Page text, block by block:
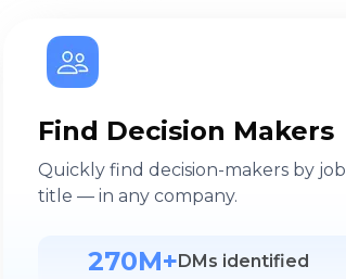
Find Decision Makers
Quickly find decision-makers by job
title — in any company.
270M+ DMs identified